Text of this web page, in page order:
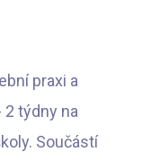
praxi a
týdny na
Součástí